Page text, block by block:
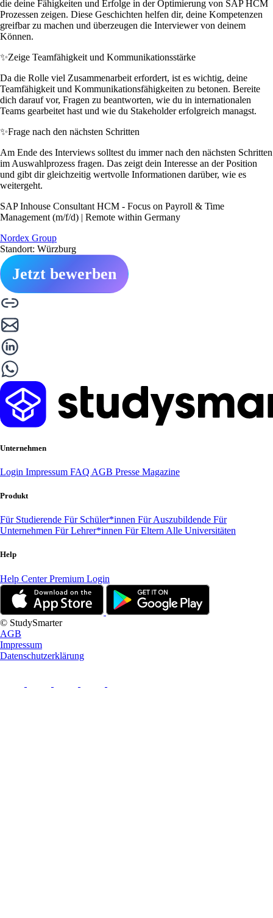
die deine Fähigkeiten und Erfolge in der Optimierung von SAP HCM
Prozessen zeigen. Diese Geschichten helfen dir, deine Kompetenzen
greifbar zu machen und überzeugen die Interviewer von deinem
Können.
✨Zeige Teamfähigkeit und Kommunikationsstärke
Da die Rolle viel Zusammenarbeit erfordert, ist es wichtig, deine
Teamfähigkeit und Kommunikationsfähigkeiten zu betonen. Bereite
dich darauf vor, Fragen zu beantworten, wie du in internationalen
Teams gearbeitet hast und wie du Stakeholder erfolgreich managst.
✨Frage nach den nächsten Schritten
Am Ende des Interviews solltest du immer nach den nächsten Schritten
im Auswahlprozess fragen. Das zeigt dein Interesse an der Position
und gibt dir gleichzeitig wertvolle Informationen darüber, wie es
weitergeht.
SAP Inhouse Consultant HCM - Focus on Payroll & Time
Management (m/f/d) | Remote within Germany
Nordex Group
Standort: Würzburg
Jetzt bewerben
Unternehmen
Login Impressum FAQ AGB Presse Magazine
Produkt
Für Studierende Für Schüler*innen Für Auszubildende Für
Unternehmen Für Lehrer*innen Für Eltern Alle Universitäten
Help
Help CenterPremium Login
© StudySmarter
AGB
Impressum
Datenschutzerklärung